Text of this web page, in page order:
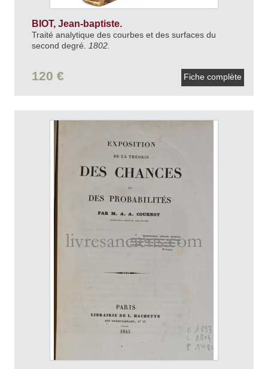
BIOT, Jean-baptiste.
Traité analytique des courbes et des surfaces du
second degré.
1802.
120 € Fiche complète